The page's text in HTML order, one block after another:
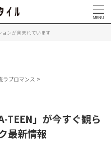
ンが含まれています
ラブロマンス >
TEEN」が今すぐ観ら
最新情報